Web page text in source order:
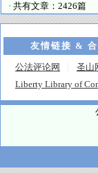
· 共有文章：2426篇
友情链接 &
公法评论网 圣山
Liberty Library of